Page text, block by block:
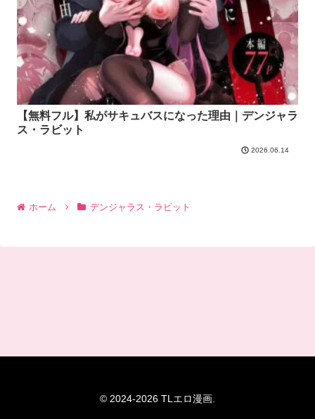
【無料フル】私がサキュバスになった理由｜デンジャラ
ス・ラビット
2026.06.14
ホーム デンジャラス・ラビット
© 2024-2026 TLエロ漫画.